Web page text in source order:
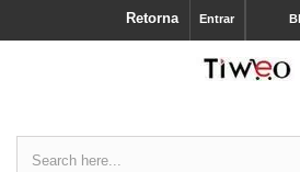
Entrar
Retorna